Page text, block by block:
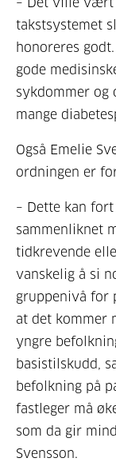
takstsystemet
honoreres
gode
sykdommer og
mange
Også Emelie
ordningen er
– Dette kan
sammenliknet
tidkrevende
vanskelig å si
gruppenivå for
at det kommer
yngre
basistilskudd,
befolkning på
fastleger må
som da gir
Svensson.